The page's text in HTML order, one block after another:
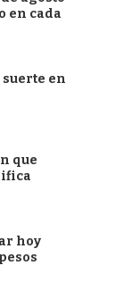
en cada
en
que
hoy